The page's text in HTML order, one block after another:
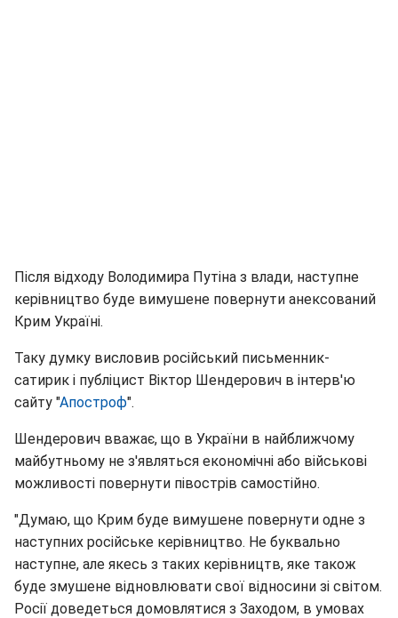
Після відходу Володимира Путіна з влади, наступне
керівництво буде вимушене повернути анексований
Крим Україні.
Таку думку висловив російський письменник-
сатирик і публіцист Віктор Шендерович в інтерв'ю
сайту "Апостроф".
Шендерович вважає, що в України в найближчому
майбутньому не з'являться економічні або військові
можливості повернути півострів самостійно.
"Думаю, що Крим буде вимушене повернути одне з
наступних російське керівництво. Не буквально
наступне, але якесь з таких керівництв, яке також
буде змушене відновлювати свої відносини зі світом.
Росії доведеться домовлятися з Заходом, в умовах